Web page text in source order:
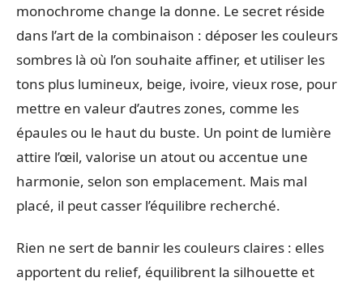
monochrome change la donne. Le secret réside
dans l’art de la combinaison : déposer les couleurs
sombres là où l’on souhaite affiner, et utiliser les
tons plus lumineux, beige, ivoire, vieux rose, pour
mettre en valeur d’autres zones, comme les
épaules ou le haut du buste. Un point de lumière
attire l’œil, valorise un atout ou accentue une
harmonie, selon son emplacement. Mais mal
placé, il peut casser l’équilibre recherché.
Rien ne sert de bannir les couleurs claires : elles
apportent du relief, équilibrent la silhouette et